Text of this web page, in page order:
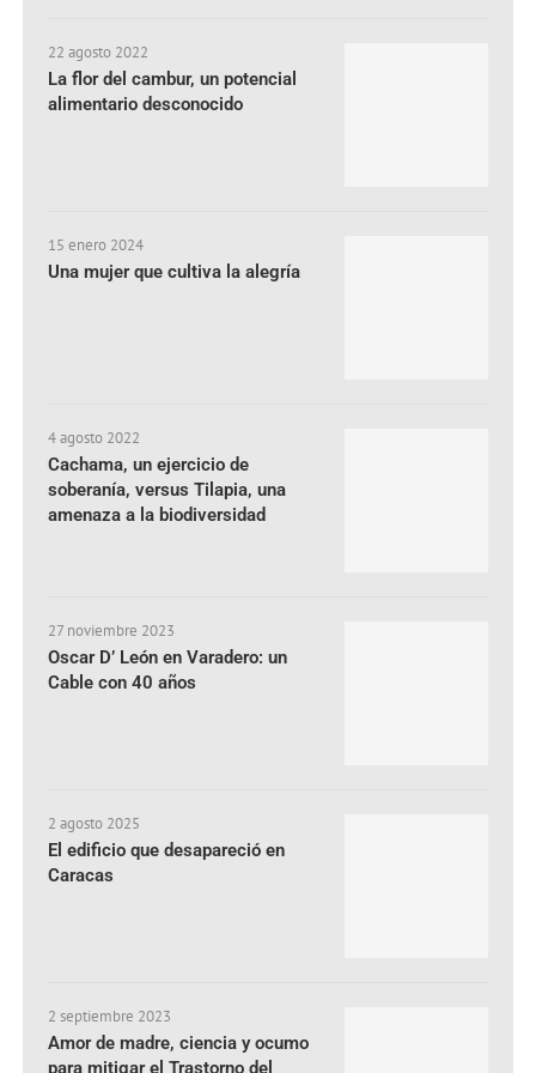
22 agosto 2022
La flor del cambur, un potencial
alimentario desconocido
15 enero 2024
Una mujer que cultiva la alegría
4 agosto 2022
Cachama, un ejercicio de
soberanía, versus Tilapia, una
amenaza a la biodiversidad
27 noviembre 2023
Oscar D’ León en Varadero: un
Cable con 40 años
2 agosto 2025
El edificio que desapareció en
Caracas
2 septiembre 2023
Amor de madre, ciencia y ocumo
para mitigar el Trastorno del